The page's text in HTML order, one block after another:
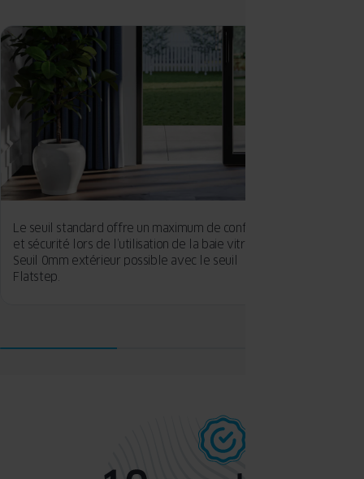
Le seuil standard offre un maximum de confort
et sécurité lors de l’utilisation de la baie vitrée.
Seuil 0mm extérieur possible avec le seuil
Flatstep.